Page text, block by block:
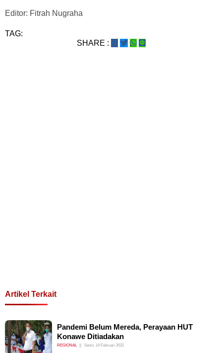
Editor: Fitrah Nugraha
TAG:
SHARE :
Artikel Terkait
Pandemi Belum Mereda, Perayaan HUT
Konawe Ditiadakan
REGIONAL Senin, 14 Februari 2022